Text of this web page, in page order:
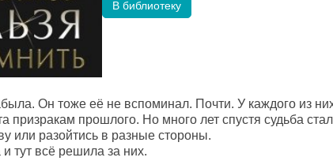
В библиотеку
Он тоже её не вспоминал. Почти. У каждого из
призракам прошлого. Но много лет спустя судьба
или разойтись в разные стороны.
тут всё решила за них.